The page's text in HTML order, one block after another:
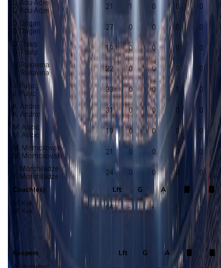
D. Adu-Adjei
D. Adu-Adjei
21 1 0 0 0
D. Dogan
D. Dogan
27 0 0 0 0
D. Thaqi
D. Thaqi
19 0 0 0 0
G. Rukavina
G. Rukavina
22 0 0 0 0
J. Puljic
J. Puljic
33 0 0 1 0
K. Andric
K. Andric
31 0 0 0 0
M. Ascic
M. Ascic
19 0 0 0 0
M. Momcilovski
M. Momcilovski
21 0 0 0 0
T. Morchiladze
T. Morchiladze
24 0 0 0 0
Coach(es) Lft G A
M. Kek
M. Kek
64 - - - -
Hajduk Split
Keepers Lft G A
A. Hrvojevic